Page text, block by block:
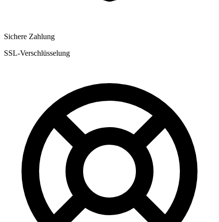
Sichere Zahlung
SSL-Verschlüsselung